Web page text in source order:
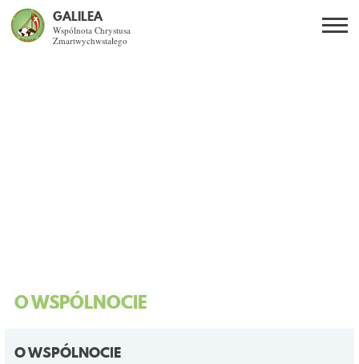
GALILEA
Wspólnota Chrystusa
Zmartwychwstałego
O WSPÓLNOCIE
O WSPÓLNOCIE